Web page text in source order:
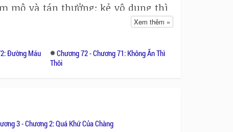
mộ và tán thưởng; kẻ vô dụng thì
là thứ xui xẻo, mang điềm dữ, nếu
luôn xa lánh hắn.
đến lấy cái bàn, khi ấy bản thân
đem thứ vật to lớn kia về thì liền
việc quan niệm vô căn cứ kia
mà thôi.
Xem thêm »
Đường Máu
Chương 72 - Chương 71: Không Ăn Thì
Thôi
3 - Chương 2: Quá Khứ Của Chàng